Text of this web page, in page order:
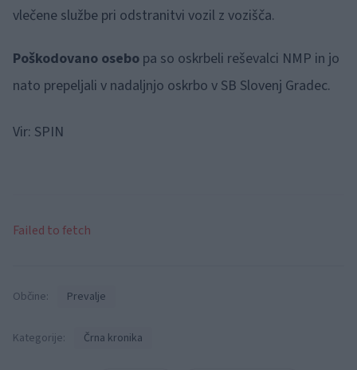
vlečene službe pri odstranitvi vozil z vozišča.
Poškodovano osebo pa so oskrbeli reševalci NMP in jo
nato prepeljali v nadaljnjo oskrbo v SB Slovenj Gradec.
Vir: SPIN
Failed to fetch
Občine: Prevalje
Kategorije: Črna kronika